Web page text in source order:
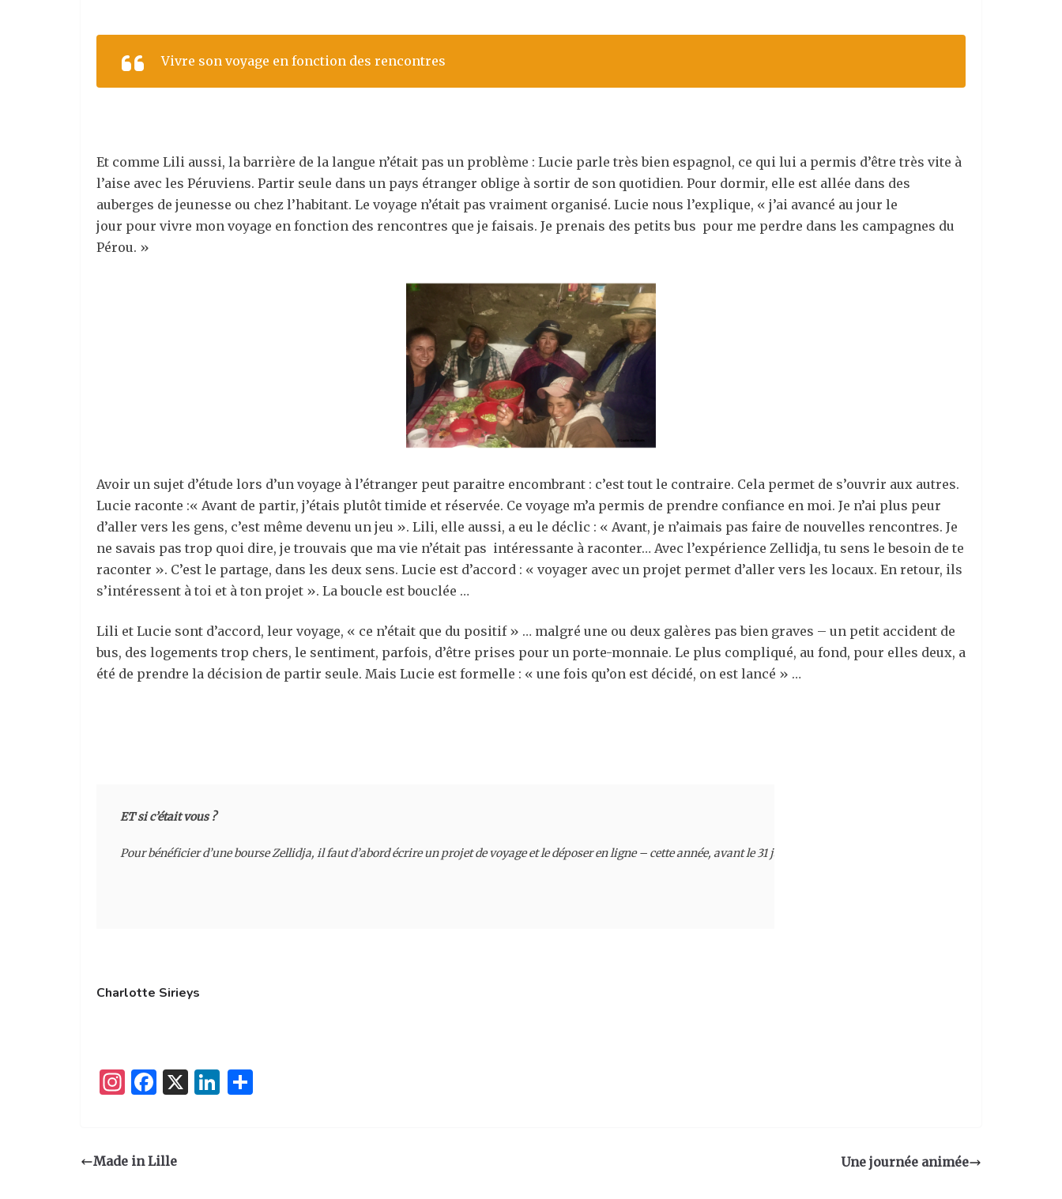
Vivre son voyage en fonction des rencontres
Et comme Lili aussi, la barrière de la langue n’était pas un problème : Lucie parle très bien espagnol, ce qui lui a permis d’être très vite à
l’aise avec les Péruviens. Partir seule dans un pays étranger oblige à sortir de son quotidien. Pour dormir, elle est allée dans des
auberges de jeunesse ou chez l’habitant. Le voyage n’était pas vraiment organisé. Lucie nous l’explique, « j’ai avancé au jour le
jour pour vivre mon voyage en fonction des rencontres que je faisais. Je prenais des petits bus pour me perdre dans les campagnes du
Pérou. »
Avoir un sujet d’étude lors d’un voyage à l’étranger peut paraitre encombrant : c’est tout le contraire. Cela permet de s’ouvrir aux autres.
Lucie raconte :« Avant de partir, j’étais plutôt timide et réservée. Ce voyage m’a permis de prendre confiance en moi. Je n’ai plus peur
d’aller vers les gens, c’est même devenu un jeu ». Lili, elle aussi, a eu le déclic : « Avant, je n’aimais pas faire de nouvelles rencontres. Je
ne savais pas trop quoi dire, je trouvais que ma vie n’était pas intéressante à raconter… Avec l’expérience Zellidja, tu sens le besoin de te
raconter ». C’est le partage, dans les deux sens. Lucie est d’accord : « voyager avec un projet permet d’aller vers les locaux. En retour, ils
s’intéressent à toi et à ton projet ». La boucle est bouclée …
Lili et Lucie sont d’accord, leur voyage, « ce n’était que du positif » … malgré une ou deux galères pas bien graves – un petit accident de
bus, des logements trop chers, le sentiment, parfois, d’être prises pour un porte-monnaie. Le plus compliqué, au fond, pour elles deux, a
été de prendre la décision de partir seule. Mais Lucie est formelle : « une fois qu’on est décidé, on est lancé » …
ET si c’était vous ?
Pour bénéficier d’une bourse Zellidja, il faut d’abord écrire un projet de voyage et le déposer en ligne – cette année, avant le 31 janvier 2021. Ensuite, il faut présenter son projet
Charlotte Sirieys
I
a
F
e
X
Li
Made in Lille Une journée animée